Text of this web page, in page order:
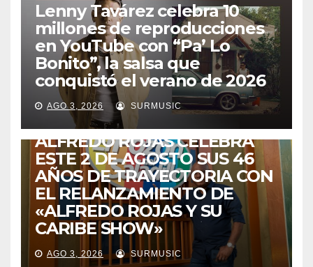
Lenny Tavárez celebra 10
millones de reproducciones
en YouTube con “Pa’ Lo
Bonito”, la salsa que
conquistó el verano de 2026
AGO 3, 2026 SURMUSIC
CABIMAS ENTRETENIMIENTO TALENTO ZULIANO
VENEZUELA
DE VUELTA A CASA:
ALFREDO ROJAS CELEBRA
ESTE 2 DE AGOSTO SUS 46
AÑOS DE TRAYECTORIA CON
EL RELANZAMIENTO DE
«ALFREDO ROJAS Y SU
CARIBE SHOW»
AGO 3, 2026 SURMUSIC